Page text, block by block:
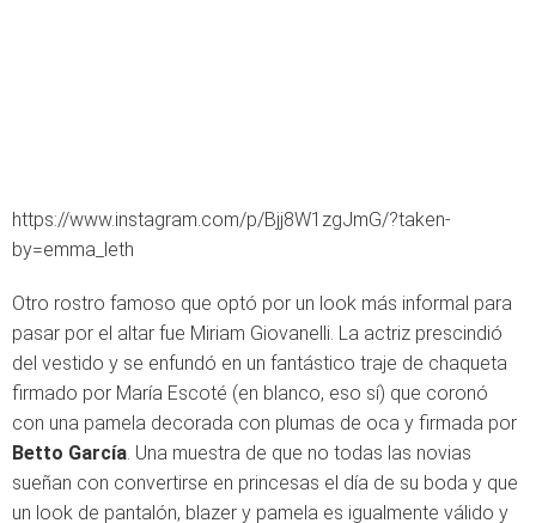
https://www.instagram.com/p/Bjj8W1zgJmG/?taken-
by=emma_leth
Otro rostro famoso que optó por un look más informal para
pasar por el altar fue Miriam Giovanelli. La actriz prescindió
del vestido y se enfundó en un fantástico traje de chaqueta
firmado por María Escoté (en blanco, eso sí) que coronó
con una pamela decorada con plumas de oca y firmada por
Betto García. Una muestra de que no todas las novias
sueñan con convertirse en princesas el día de su boda y que
un look de pantalón, blazer y pamela es igualmente válido y